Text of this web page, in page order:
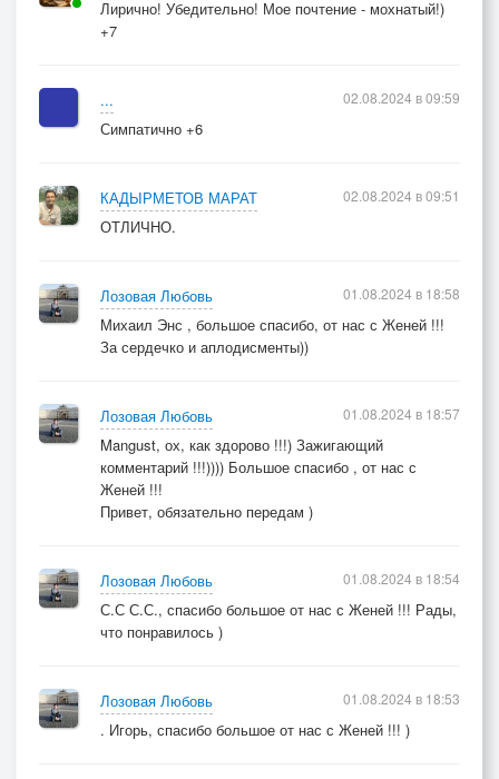
Лирично! Убедительно! Мое почтение - мохнатый!)
+7
...
Симпатично +6
02.08.2024 в 09:59
КАДЫРМЕТОВ МАРАТ
ОТЛИЧНО.
02.08.2024 в 09:51
Лозовая Любовь
Михаил Энс , большое спасибо, от нас с Женей !!!
За сердечко и аплодисменты))
01.08.2024 в 18:58
Лозовая Любовь
Mangust, ох, как здорово !!!) Зажигающий
комментарий !!!)))) Большое спасибо , от нас с
Женей !!!
Привет, обязательно передам )
01.08.2024 в 18:57
Лозовая Любовь
С.С С.С., спасибо большое от нас с Женей !!! Рады,
что понравилось )
01.08.2024 в 18:54
Лозовая Любовь
. Игорь, спасибо большое от нас с Женей !!! )
01.08.2024 в 18:53